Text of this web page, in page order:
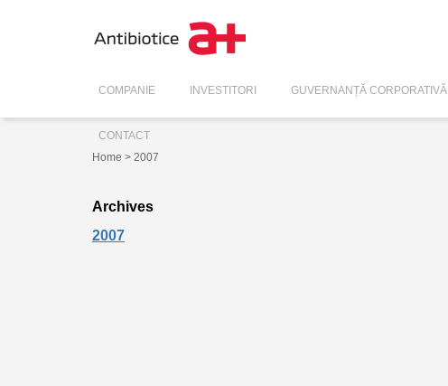
COMPANIE INVESTITORI GUVERNANȚĂ CORPORATIVĂ
CONTACT
Home > 2007
Archives
2007